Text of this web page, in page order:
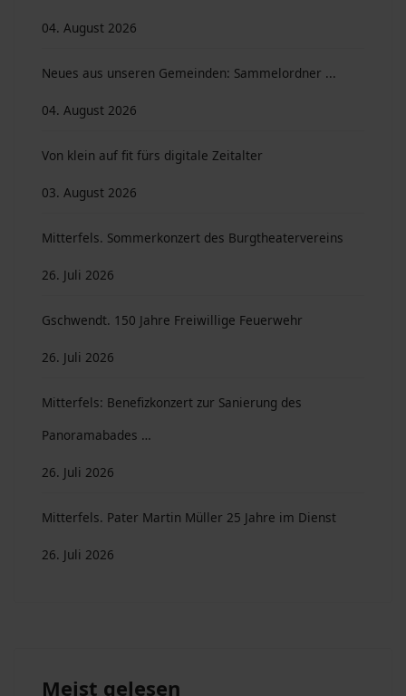
04. August 2026
Neues aus unseren Gemeinden: Sammelordner ...
04. August 2026
Von klein auf fit fürs digitale Zeitalter
03. August 2026
Mitterfels. Sommerkonzert des Burgtheatervereins
26. Juli 2026
Gschwendt. 150 Jahre Freiwillige Feuerwehr
26. Juli 2026
Mitterfels: Benefizkonzert zur Sanierung des
Panoramabades …
26. Juli 2026
Mitterfels. Pater Martin Müller 25 Jahre im Dienst
26. Juli 2026
Meist gelesen